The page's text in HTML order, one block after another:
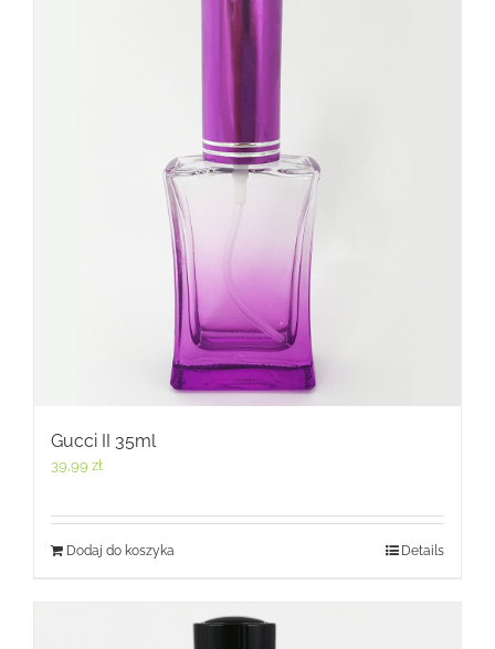
Gucci II 35ml
39,99 zł
Dodaj do koszyka Details